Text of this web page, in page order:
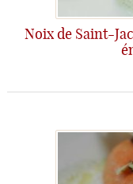
Noix de Saint-